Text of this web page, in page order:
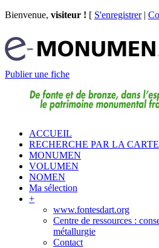
Bienvenue, visiteur ! [ S'enregistrer|
Publier une fiche
ACCUEIL
RECHERCHE PAR LA CARTE
MONUMEN
VOLUMEN
NOMEN
Ma sélection
+
www.fontesdart.org
Centre de ressources :
métallurgie
Contact